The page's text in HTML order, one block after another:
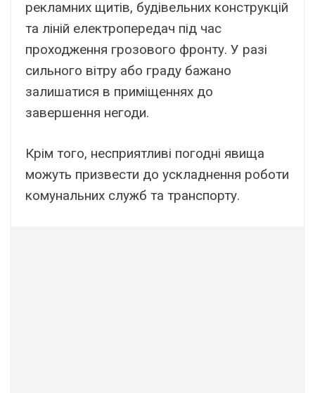
рекламних щитів, будівельних конструкцій
та ліній електропередач під час
проходження грозового фронту. У разі
сильного вітру або граду бажано
залишатися в приміщеннях до
завершення негоди.
Крім того, несприятливі погодні явища
можуть призвести до ускладнення роботи
комунальних служб та транспорту.